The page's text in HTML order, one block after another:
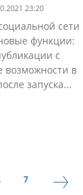
23:20
сети
функции:
с
возможности в
запуска...
7